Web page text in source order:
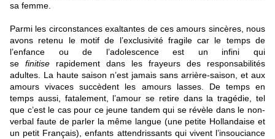
sa femme.
Parmi les circonstances exaltantes de ces amours sincères, nous
avons retenu le motif de l’exclusivité fragile car le temps de
l’enfance ou de l’adolescence est un infini qui
se finitise rapidement dans les frayeurs des responsabilités
adultes. La haute saison n’est jamais sans arrière-saison, et aux
amours vivaces succèdent les amours lasses. De temps en
temps aussi, fatalement, l’amour se retire dans la tragédie, tel
que c’est le cas pour ce jeune tandem qui se révèle dans le non-
verbal faute de parler la même langue (une petite Hollandaise et
un petit Français), enfants attendrissants qui vivent l’insouciance